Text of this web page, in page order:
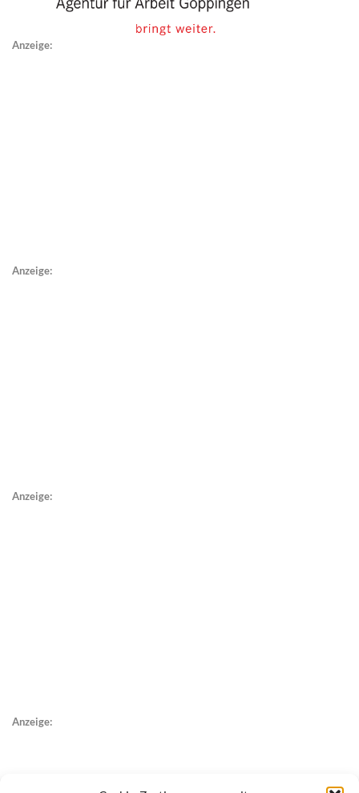
Anzeige:
Anzeige:
Anzeige:
Anzeige: